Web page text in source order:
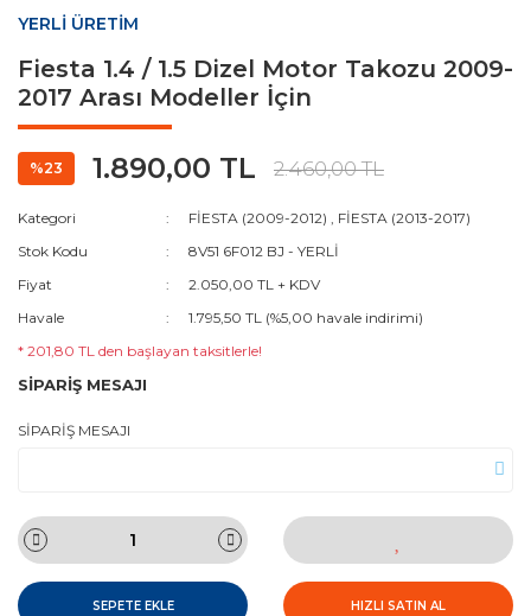
YERLİ ÜRETİM
Fiesta 1.4 / 1.5 Dizel Motor Takozu 2009-
2017 Arası Modeller İçin
%23 1.890,00 TL 2.460,00 TL
Kategori FİESTA (2009-2012) , FİESTA (2013-2017)
Stok Kodu
8V51 6F012 BJ - YERLİ
Fiyat
2.050,00 TL + KDV
Havale
1.795,50 TL (%5,00 havale indirimi)
* 201,80 TL den başlayan taksitlerle!
SİPARİŞ MESAJI
SİPARİŞ MESAJI
SEPETE EKLE HIZLI SATIN AL